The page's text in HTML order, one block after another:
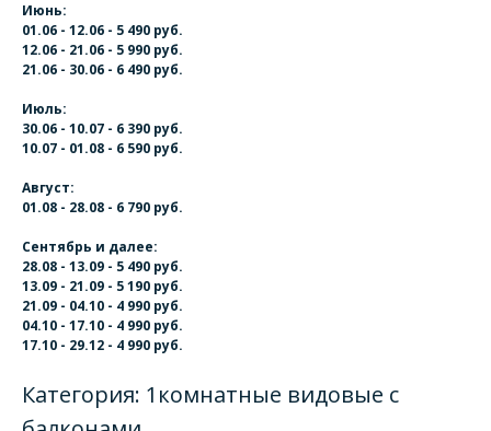
Июнь:
01.06 - 12.06 - 5 490 руб.
12.06 - 21.06 - 5 990 руб.
21.06 - 30.06 - 6 490 руб.
Июль:
30.06 - 10.07 - 6 390 руб.
10.07 - 01.08 - 6 590 руб.
Август:
01.08 - 28.08 - 6 790 руб.
Сентябрь и далее:
28.08 - 13.09 - 5 490 руб.
13.09 - 21.09 - 5 190 руб.
21.09 - 04.10 - 4 990 руб.
04.10 - 17.10 - 4 990 руб.
17.10 - 29.12 - 4 990 руб.
Категория: 1комнатные видовые с